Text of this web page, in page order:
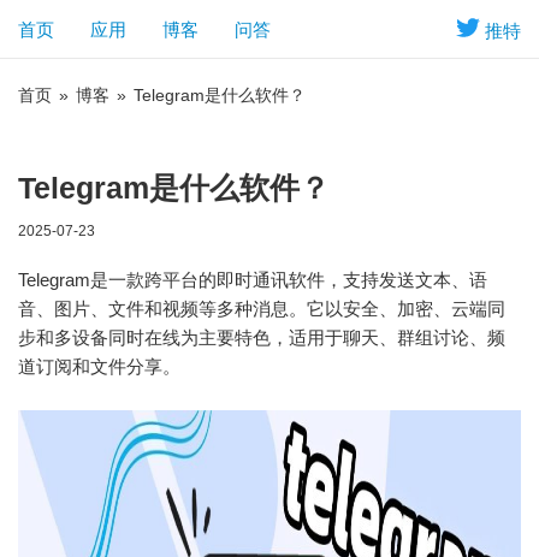
推特
首页 应用 博客 问答
首页 » 博客 » Telegram是什么软件？
Telegram是什么软件？
2025-07-23
Telegram是一款跨平台的即时通讯软件，支持发送文本、语
音、图片、文件和视频等多种消息。它以安全、加密、云端同
步和多设备同时在线为主要特色，适用于聊天、群组讨论、频
道订阅和文件分享。